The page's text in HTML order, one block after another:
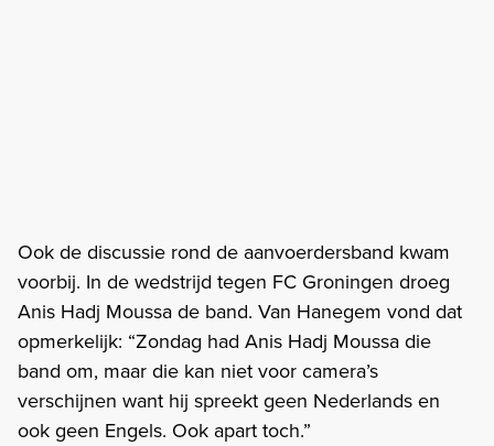
Ook de discussie rond de aanvoerdersband kwam
voorbij. In de wedstrijd tegen FC Groningen droeg
Anis Hadj Moussa de band. Van Hanegem vond dat
opmerkelijk: “Zondag had Anis Hadj Moussa die
band om, maar die kan niet voor camera’s
verschijnen want hij spreekt geen Nederlands en
ook geen Engels. Ook apart toch.”